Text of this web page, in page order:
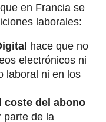
en Francia se
laborales:
hace que no
electrónicos ni
laboral ni en los
coste del abono
parte de la